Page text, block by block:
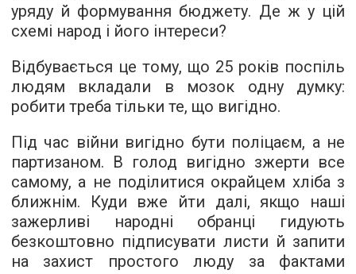
уряду й формування бюджету. Де ж у цій
схемі народ і його інтереси?
Відбувається це тому, що 25 років поспіль
людям вкладали в мозок одну думку:
робити треба тільки те, що вигідно.
Під час війни вигідно бути поліцаєм, а не
партизаном. В голод вигідно зжерти все
самому, а не поділитися окрайцем хліба з
ближнім. Куди вже йти далі, якщо наші
зажерливі народні обранці гидують
безкоштовно підписувати листи й запити
на захист простого люду за фактами